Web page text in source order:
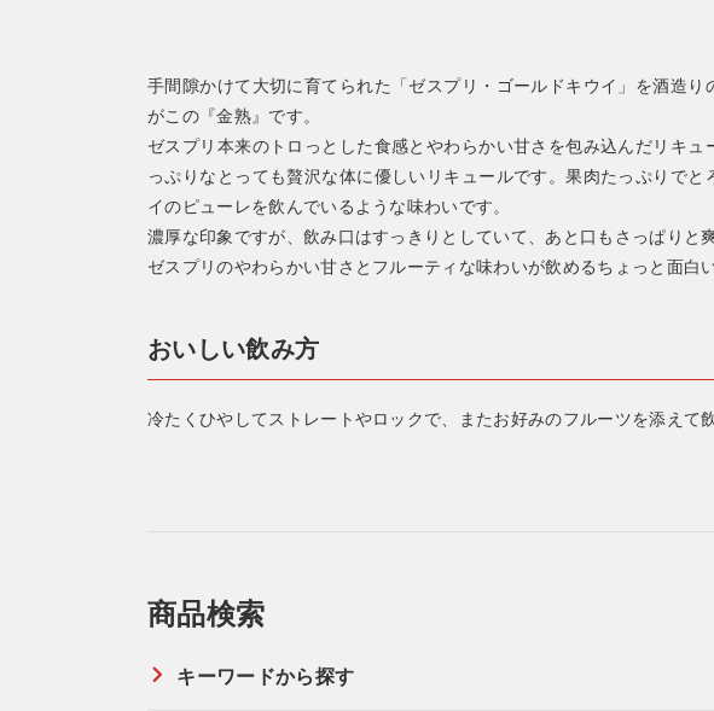
手間隙かけて大切に育てられた「ゼスプリ・ゴールドキウイ」を酒造
がこの『金熟』です。
ゼスプリ本来のトロっとした食感とやわらかい甘さを包み込んだリキ
っぷりなとっても贅沢な体に優しいリキュールです。果肉たっぷりで
イのピューレを飲んでいるような味わいです。
濃厚な印象ですが、飲み口はすっきりとしていて、あと口もさっぱりと
ゼスプリのやわらかい甘さとフルーティな味わいが飲めるちょっと面白
おいしい飲み方
冷たくひやしてストレートやロックで、またお好みのフルーツを添えて
商品検索
キーワードから探す